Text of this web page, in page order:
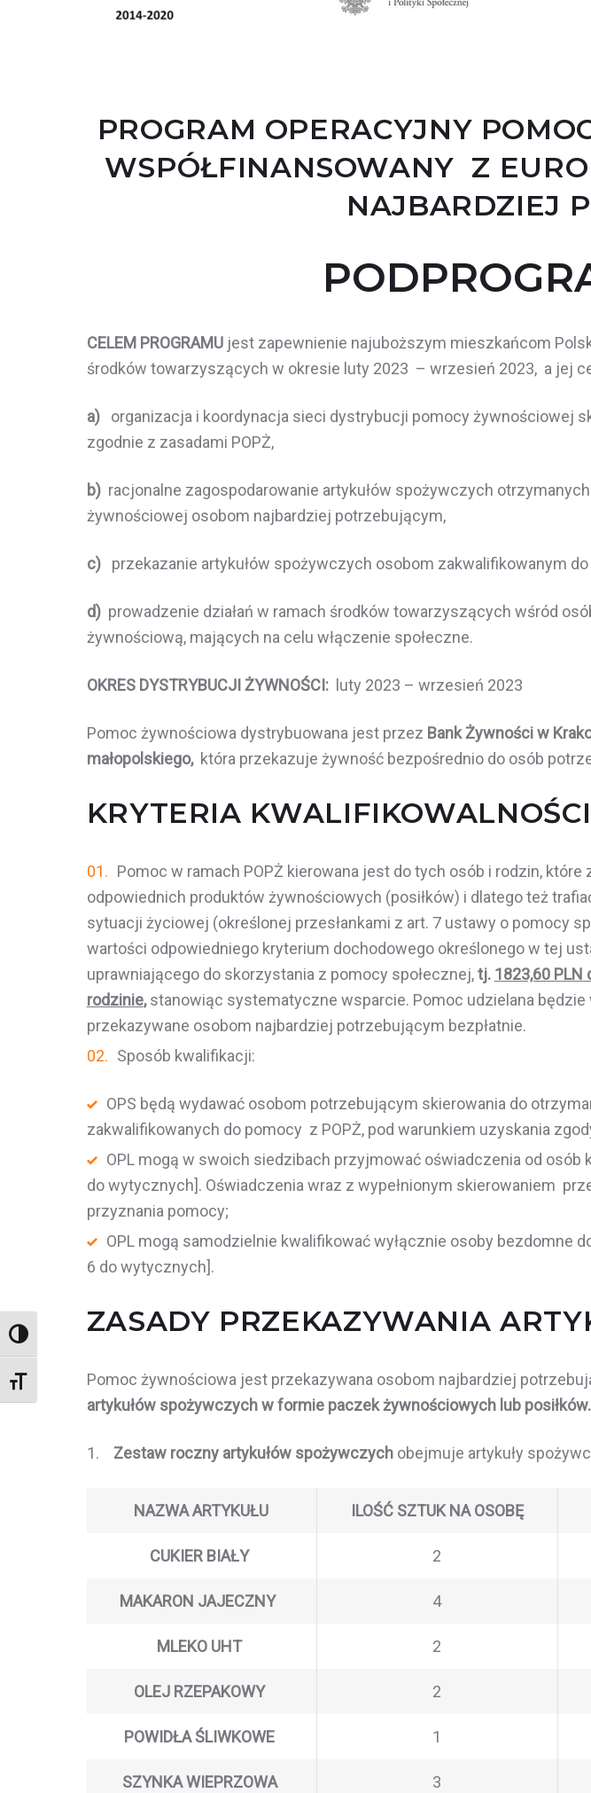
Wysoki kontrast
Rozmiar czcionki
2021
PROGRAM OPERACYJNY
WSPÓŁFINANSOWANY Z
NAJBARDZIEJ
CELEM PROGRAMU jest zapewnienie najuboższym mieszkańcom
środków towarzyszących w okresie luty 2023 – wrzesień 2023, a jej
a) organizacja i koordynacja sieci dystrybucji pomocy żywnościowej
zgodnie z zasadami POPŻ,
b) racjonalne zagospodarowanie artykułów spożywczych
żywnościowej osobom najbardziej potrzebującym,
c) przekazanie artykułów spożywczych osobom zakwalifikowanym
d) prowadzenie działań w ramach środków towarzyszących wśród
żywnościową, mających na celu włączenie społeczne.
OKRES DYSTRYBUCJI ŻYWNOŚCI: luty 2023 – wrzesień 2023
Pomoc żywnościowa dystrybuowana jest przez Bank Żywności w
małopolskiego, która przekazuje żywność bezpośrednio do osób
KRYTERIA
Pomoc w ramach POPŻ kierowana jest do tych osób i rodzin,
odpowiednich produktów żywnościowych (posiłków) i dlatego też
sytuacji życiowej (określonej przesłankami z art. 7 ustawy o pomocy
wartości odpowiedniego kryterium dochodowego określonego w tej
uprawniającego do skorzystania z pomocy społecznej,tj. 1823,60
rodzinie,stanowiąc systematyczne wsparcie. Pomoc udzielana
przekazywane osobom najbardziej potrzebującym bezpłatnie.
Sposób kwalifikacji:
OPS będą wydawać osobom potrzebującym skierowania do
zakwalifikowanych do pomocy z POPŻ, pod warunkiem uzyskania
OPL mogą w swoich siedzibach przyjmować oświadczenia od
do wytycznych]. Oświadczenia wraz z wypełnionym skierowaniem
przyznania pomocy;
OPL mogą samodzielnie kwalifikować wyłącznie osoby bezdomne
6 do wytycznych].
ZASADY PRZEKAZYWANIA
Pomoc żywnościowa jest przekazywana osobom najbardziej
artykułów spożywczych w formie paczek żywnościowych lub posiłków.
1. Zestaw roczny artykułów spożywczych obejmuje artykuły
NAZWA ARTYKUŁU ILOŚĆ SZTUK NA OSOBĘ
CUKIER BIAŁY 2
MAKARON JAJECZNY 4
MLEKO UHT 2
OLEJ RZEPAKOWY 2
POWIDŁA ŚLIWKOWE 1
SZYNKA WIEPRZOWA 3